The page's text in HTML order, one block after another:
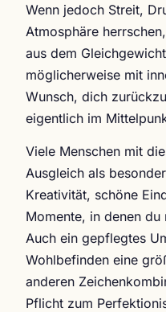
Wenn jedoch Streit,
Atmosphäre
aus dem
möglicherweise mit
Wunsch, dich
eigentlich im
Viele Menschen mit
Ausgleich als
Kreativität, schöne
Momente, in denen
Auch ein gepflegtes
Wohlbefinden eine
anderen
Pflicht zum